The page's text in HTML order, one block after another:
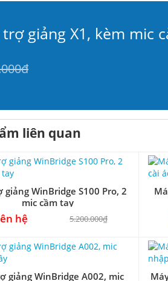
giảng X1, kèm mic
liên quan
giảng WinBridge S100 Pro, 2
mic cầm tay
hệ 5.200.000₫
giảng WinBridge A002, mic